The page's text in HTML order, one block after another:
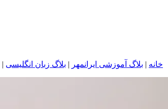
خانه | بلاگ آموزشی ایرانمهر | بلاگ زبان انگلیسی |